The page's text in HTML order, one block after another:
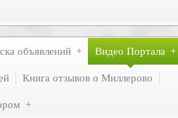
объявлений Видео Портала
Книга отзывов о Миллерово